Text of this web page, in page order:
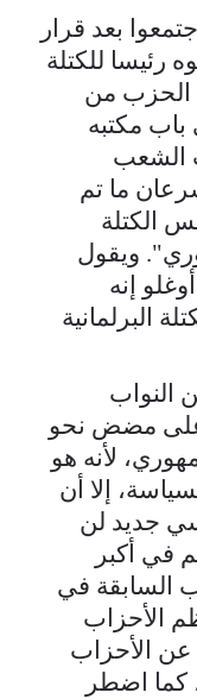
بعد قرار
رئيسا للكتلة
الحزب من
باب مكتبه
الشعب
ما تم
الكتلة
ويقول
إنه
البرلمانية
النواب
على مضض نحو
لأنه هو
إلا أن
جديد لن
في أكبر
السابقة في
الأحزاب
عن الأحزاب
كما اضطر